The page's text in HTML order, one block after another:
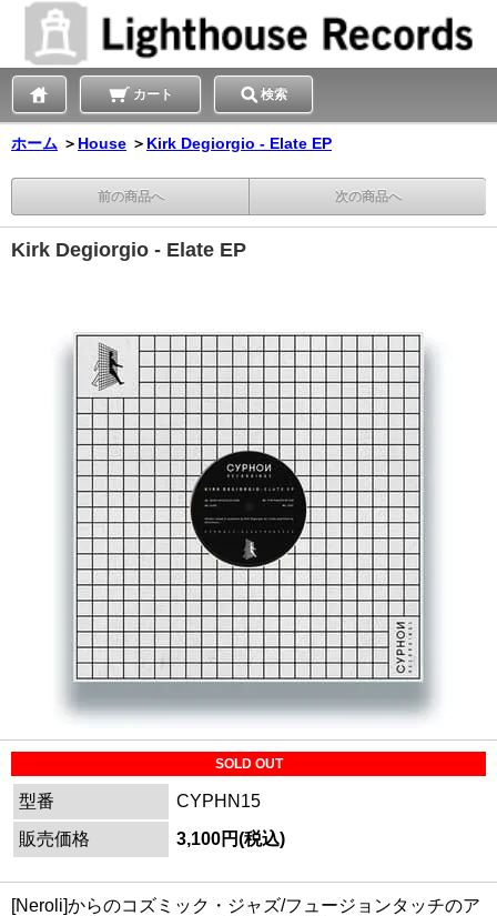
カート 検索
ホーム ＞ House ＞ Kirk Degiorgio - Elate EP
前の商品へ 次の商品へ
Kirk Degiorgio - Elate EP
SOLD OUT
型番
CYPHN15
販売価格
3,100円(税込)
[Neroli]からのコズミック・ジャズ/フュージョンタッチのア